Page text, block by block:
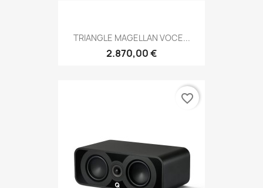
TRIANGLE MAGELLAN VOCE...
2.870,00 €
favorite_border